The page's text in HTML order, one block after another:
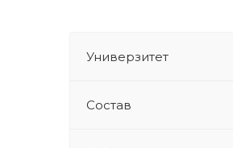
Универзитет
Состав